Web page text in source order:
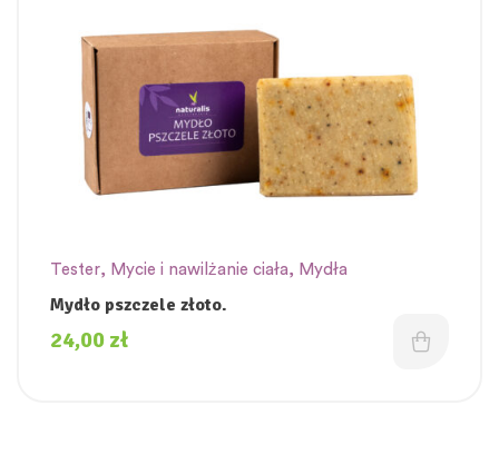
Tester, Mycie i nawilżanie ciała, Mydła
Mydło pszczele złoto.
24,00 zł